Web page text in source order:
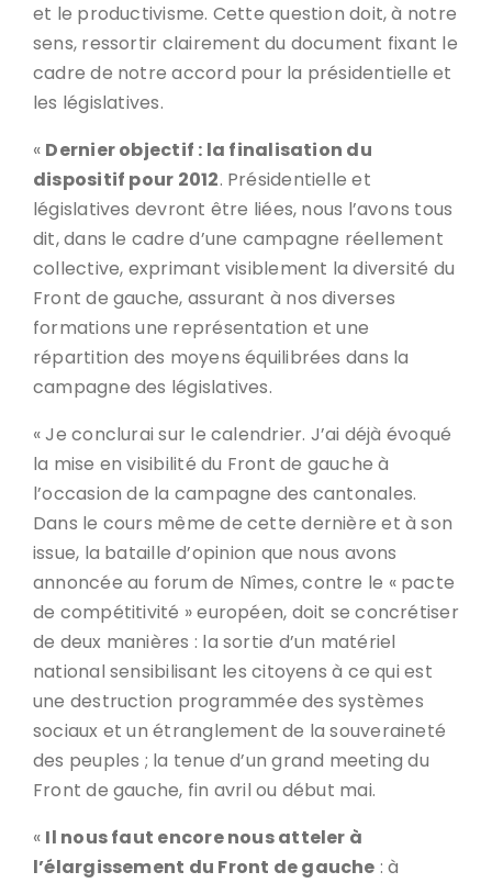
et le productivisme. Cette question doit, à notre
sens, ressortir clairement du document fixant le
cadre de notre accord pour la présidentielle et
les législatives.
« Dernier objectif : la finalisation du
dispositif pour 2012. Présidentielle et
législatives devront être liées, nous l’avons tous
dit, dans le cadre d’une campagne réellement
collective, exprimant visiblement la diversité du
Front de gauche, assurant à nos diverses
formations une représentation et une
répartition des moyens équilibrées dans la
campagne des législatives.
« Je conclurai sur le calendrier. J’ai déjà évoqué
la mise en visibilité du Front de gauche à
l’occasion de la campagne des cantonales.
Dans le cours même de cette dernière et à son
issue, la bataille d’opinion que nous avons
annoncée au forum de Nîmes, contre le « pacte
de compétitivité » européen, doit se concrétiser
de deux manières : la sortie d’un matériel
national sensibilisant les citoyens à ce qui est
une destruction programmée des systèmes
sociaux et un étranglement de la souveraineté
des peuples ; la tenue d’un grand meeting du
Front de gauche, fin avril ou début mai.
« Il nous faut encore nous atteler à
l’élargissement du Front de gauche : à